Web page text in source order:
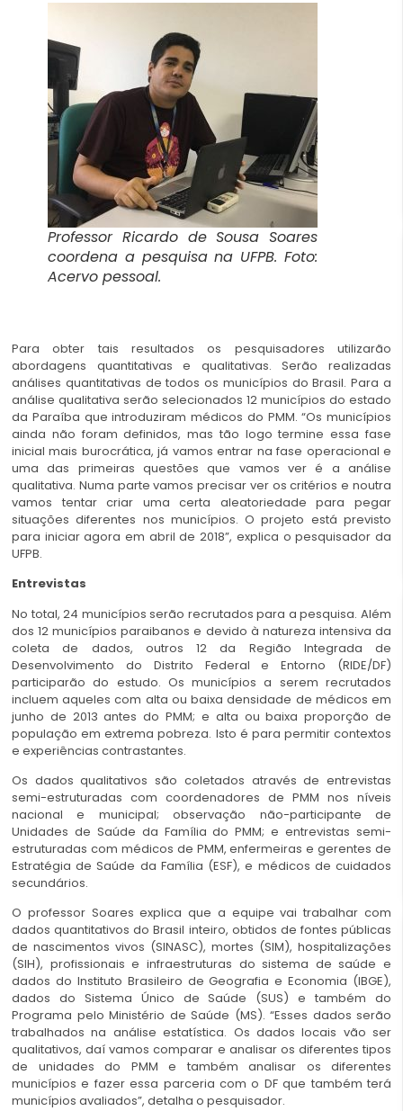
Professor Ricardo de Sousa Soares
coordena a pesquisa na UFPB. Foto:
Acervo pessoal.
Para obter tais resultados os pesquisadores utilizarão
abordagens quantitativas e qualitativas. Serão realizadas
análises quantitativas de todos os municípios do Brasil. Para a
análise qualitativa serão selecionados 12 municípios do estado
da Paraíba que introduziram médicos do PMM. “Os municípios
ainda não foram definidos, mas tão logo termine essa fase
inicial mais burocrática, já vamos entrar na fase operacional e
uma das primeiras questões que vamos ver é a análise
qualitativa. Numa parte vamos precisar ver os critérios e noutra
vamos tentar criar uma certa aleatoriedade para pegar
situações diferentes nos municípios. O projeto está previsto
para iniciar agora em abril de 2018”, explica o pesquisador da
UFPB.
Entrevistas
No total, 24 municípios serão recrutados para a pesquisa. Além
dos 12 municípios paraibanos e devido à natureza intensiva da
coleta de dados, outros 12 da Região Integrada de
Desenvolvimento do Distrito Federal e Entorno (RIDE/DF)
participarão do estudo. Os municípios a serem recrutados
incluem aqueles com alta ou baixa densidade de médicos em
junho de 2013 antes do PMM; e alta ou baixa proporção de
população em extrema pobreza. Isto é para permitir contextos
e experiências contrastantes.
Os dados qualitativos são coletados através de entrevistas
semi-estruturadas com coordenadores de PMM nos níveis
nacional e municipal; observação não-participante de
Unidades de Saúde da Família do PMM; e entrevistas semi-
estruturadas com médicos de PMM, enfermeiras e gerentes de
Estratégia de Saúde da Família (ESF), e médicos de cuidados
secundários.
O professor Soares explica que a equipe vai trabalhar com
dados quantitativos do Brasil inteiro, obtidos de fontes públicas
de nascimentos vivos (SINASC), mortes (SIM), hospitalizações
(SIH), profissionais e infraestruturas do sistema de saúde e
dados do Instituto Brasileiro de Geografia e Economia (IBGE),
dados do Sistema Único de Saúde (SUS) e também do
Programa pelo Ministério de Saúde (MS). “Esses dados serão
trabalhados na análise estatística. Os dados locais vão ser
qualitativos, daí vamos comparar e analisar os diferentes tipos
de unidades do PMM e também analisar os diferentes
municípios e fazer essa parceria com o DF que também terá
municípios avaliados”, detalha o pesquisador.